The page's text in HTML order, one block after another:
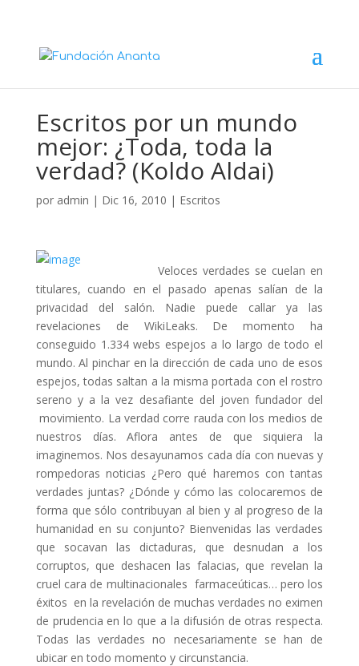
Escritos por un mundo
mejor: ¿Toda, toda la
verdad? (Koldo Aldai)
por admin | Dic 16, 2010 | Escritos
Veloces verdades se cuelan en
titulares, cuando en el pasado apenas salían de la
privacidad del salón. Nadie puede callar ya las
revelaciones de WikiLeaks. De momento ha
conseguido 1.334 webs espejos a lo largo de todo el
mundo. Al pinchar en la dirección de cada uno de esos
espejos, todas saltan a la misma portada con el rostro
sereno y a la vez desafiante del joven fundador del
movimiento. La verdad corre rauda con los medios de
nuestros días. Aflora antes de que siquiera la
imaginemos. Nos desayunamos cada día con nuevas y
rompedoras noticias ¿Pero qué haremos con tantas
verdades juntas? ¿Dónde y cómo las colocaremos de
forma que sólo contribuyan al bien y al progreso de la
humanidad en su conjunto? Bienvenidas las verdades
que socavan las dictaduras, que desnudan a los
corruptos, que deshacen las falacias, que revelan la
cruel cara de multinacionales farmaceúticas… pero los
éxitos en la revelación de muchas verdades no eximen
de prudencia en lo que a la difusión de otras respecta.
Todas las verdades no necesariamente se han de
ubicar en todo momento y circunstancia.